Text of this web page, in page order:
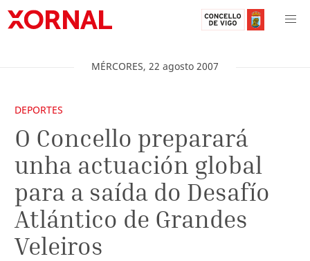
MÉRCORES, 22 agosto 2007
DEPORTES
O Concello preparará
unha actuación global
para a saída do Desafío
Atlántico de Grandes
Veleiros